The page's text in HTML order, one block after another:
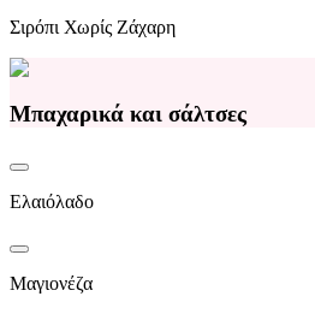
Σιρόπι Χωρίς Ζάχαρη
Μπαχαρικά και σάλτσες
Ελαιόλαδο
Μαγιονέζα